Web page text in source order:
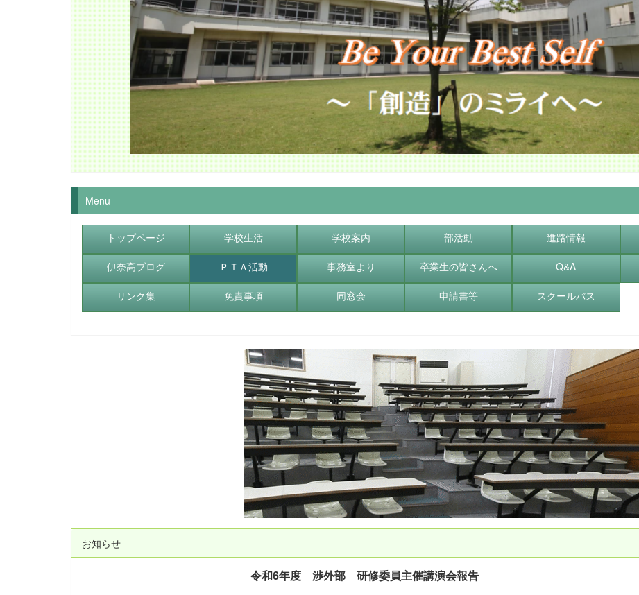
Menu
トップページ 学校生活 学校案内 部活動 進路情報
伊奈高ブログ ＰＴＡ活動 事務室より 卒業生の皆さんへ Q&A
リンク集 免責事項 同窓会 申請書等 スクールバス
お知らせ
令和6年度 渉外部 研修委員主催講演会報告